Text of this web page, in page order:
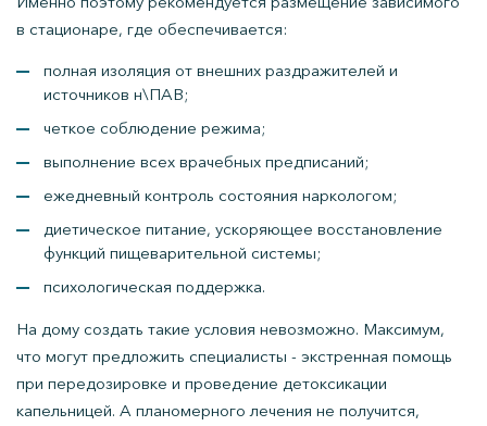
в стационаре, где обеспечивается:
полная изоляция от внешних раздражителей и
источников н\ПАВ;
четкое соблюдение режима;
выполнение всех врачебных предписаний;
ежедневный контроль состояния наркологом;
диетическое питание, ускоряющее восстановление
функций пищеварительной системы;
психологическая поддержка.
На дому создать такие условия невозможно. Максимум,
что могут предложить специалисты - экстренная помощь
при передозировке и проведение детоксикации
капельницей. А планомерного лечения не получится,